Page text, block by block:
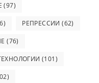
(97)
РЕПРЕССИИ (62)
(76)
(101)